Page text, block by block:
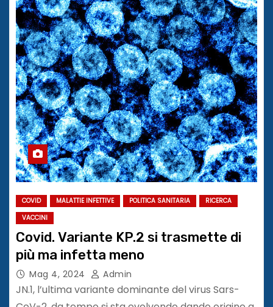
COVID MALATTIE INFETTIVE POLITICA SANITARIA
RICERCA
VACCINI
Covid. Variante KP.2 si trasmette di
più ma infetta meno
Mag 4, 2024 Admin
JN.1, l’ultima variante dominante del virus Sars-